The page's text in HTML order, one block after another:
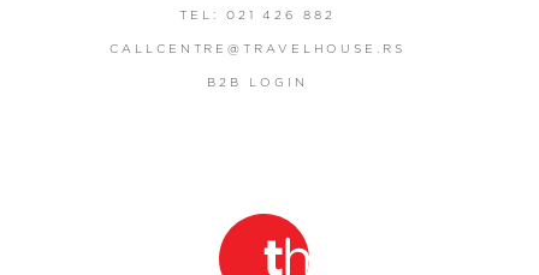
TEL: 021 426 882
CALLCENTRE@TRAVELHOUSE.RS
B2B LOGIN